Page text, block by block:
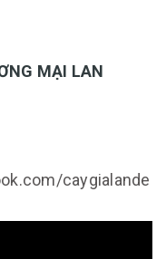
MẠI LAN
caygialande